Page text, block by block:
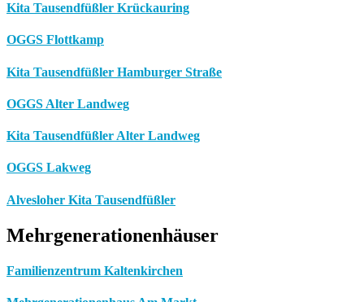
Kita Tausendfüßler Krückauring
OGGS Flottkamp
Kita Tausendfüßler Hamburger Straße
OGGS Alter Landweg
Kita Tausendfüßler Alter Landweg
OGGS Lakweg
Alvesloher Kita Tausendfüßler
Mehrgenerationenhäuser
Familienzentrum Kaltenkirchen